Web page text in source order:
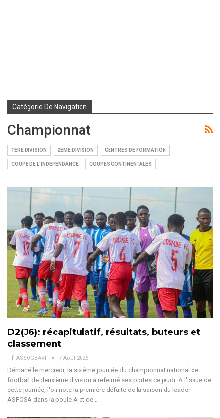
Catégorie De Navigation
Championnat
1ÈRE DIVISION 2ÈME DIVISION CENTRES DE FORMATION
COUPE DE L'INDÉPENDANCE COUPES CONTINENTALES
D2(J6): récapitulatif, résultats, buteurs et
classement
Fifi ASSOGBAVI 7 Août 2026
Démarré le mercredi, la sixième journée du championnat national de
football de deuxième division a refermé ses portes ce jeudi. À l'issue de
cette journée, l'on note la première défaite de la saison du leader
ASFOSA dans la poule A et de